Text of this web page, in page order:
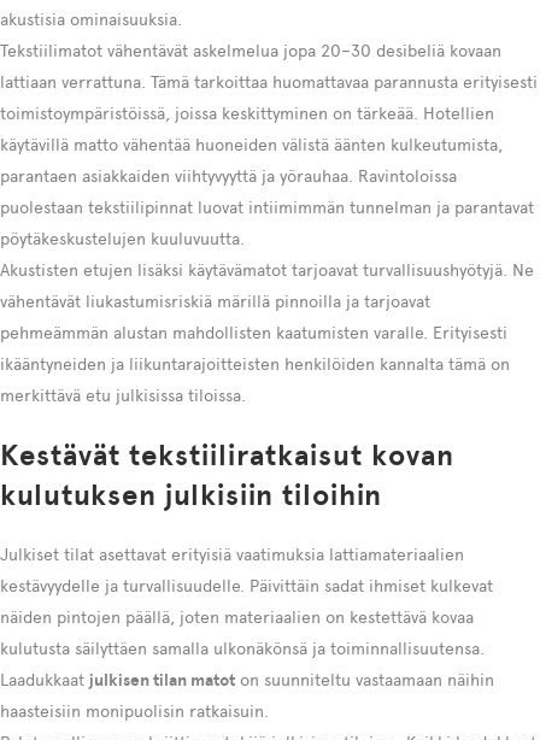
akustisia ominaisuuksia.
Tekstiilimatot vähentävät askelmelua jopa 20–30 desibeliä kovaan
lattiaan verrattuna. Tämä tarkoittaa huomattavaa parannusta erityisesti
toimistoympäristöissä, joissa keskittyminen on tärkeää. Hotellien
käytävillä matto vähentää huoneiden välistä äänten kulkeutumista,
parantaen asiakkaiden viihtyvyyttä ja yörauhaa. Ravintoloissa
puolestaan tekstiilipinnat luovat intiimimmän tunnelman ja parantavat
pöytäkeskustelujen kuuluvuutta.
Akustisten etujen lisäksi käytävämatot tarjoavat turvallisuushyötyjä. Ne
vähentävät liukastumisriskiä märillä pinnoilla ja tarjoavat
pehmeämmän alustan mahdollisten kaatumisten varalle. Erityisesti
ikääntyneiden ja liikuntarajoitteisten henkilöiden kannalta tämä on
merkittävä etu julkisissa tiloissa.
Kestävät tekstiiliratkaisut kovan
kulutuksen julkisiin tiloihin
Julkiset tilat asettavat erityisiä vaatimuksia lattiamateriaalien
kestävyydelle ja turvallisuudelle. Päivittäin sadat ihmiset kulkevat
näiden pintojen päällä, joten materiaalien on kestettävä kovaa
kulutusta säilyttäen samalla ulkonäkönsä ja toiminnallisuutensa.
Laadukkaat julkisen tilan matot on suunniteltu vastaamaan näihin
haasteisiin monipuolisin ratkaisuin.